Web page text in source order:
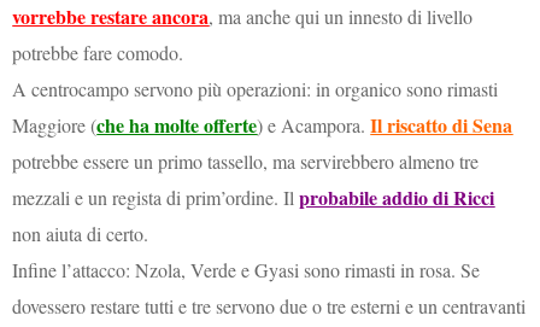
vorrebbe restare ancora, ma anche qui un innesto di livello
potrebbe fare comodo.
A centrocampo servono più operazioni: in organico sono rimasti
Maggiore (che ha molte offerte) e Acampora.Il riscatto di Sena
potrebbe essere un primo tassello, ma servirebbero almeno tre
mezzali e un regista di prim’ordine. Ilprobabile addio di Ricci
non aiuta di certo.
Infine l’attacco: Nzola, Verde e Gyasi sono rimasti in rosa. Se
dovessero restare tutti e tre servono due o tre esterni e un centravanti